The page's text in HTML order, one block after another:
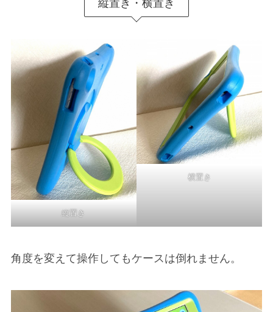
縦置き・横置き
縦置き
横置き
角度を変えて操作してもケースは倒れません。